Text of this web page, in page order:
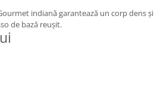
indiană garantează un corp dens și
de bază reușit.